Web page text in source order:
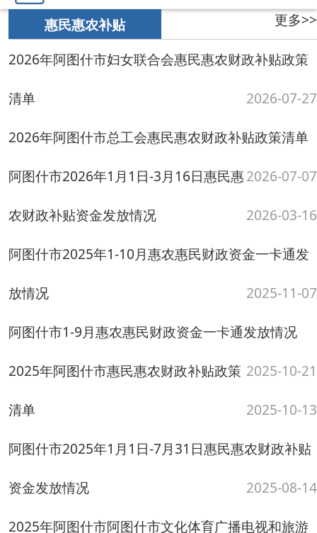
阿图什市2026年1月1日-3月16日惠民惠
农财政补贴资金发放情况 2026-03-16
阿图什市2025年1-10月惠农惠民财政资金一卡通发
放情况 2025-11-07
阿图什市1-9月惠农惠民财政资金一卡通发放情况
2025-10-21
2025年阿图什市惠民惠农财政补贴政策
资金发放情况 2025-08-14
2025年阿图什市阿图什市文化体育广播电视和旅游
局惠民惠农财政补贴政策清单 2025-07-31
阿图什市2025年惠民惠农财政补贴资金发放情况
清单 2025-06-19
关于阿图什市2025年1月1日-5月30日惠农惠民财政
补贴一卡通发放情况 2025-06-19